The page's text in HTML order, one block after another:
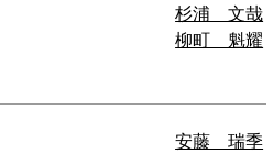
杉浦 文哉
柳町 魁耀
安藤 瑞季